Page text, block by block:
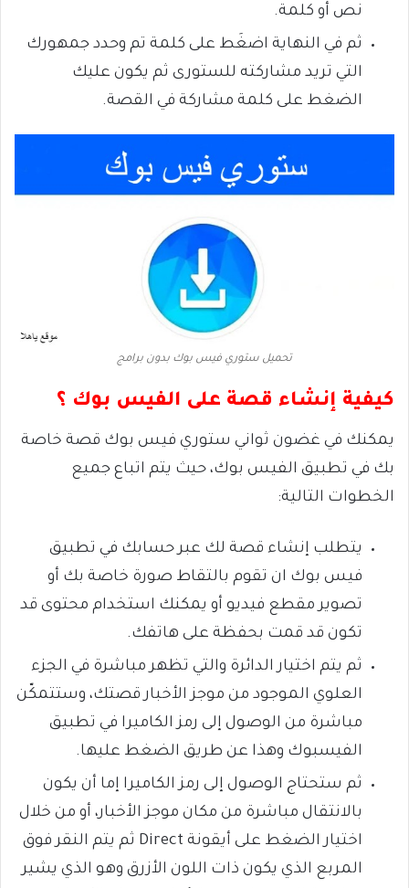
نص أو كلمة.
ثم في النهاية اضغَط على كلمة تم وحدد جمهورك
التي تريد مشاركته للستورى ثم يكون عليك
الضغط على كلمة مشاركة في القصة.
تحميل ستوري فيس بوك بدون برامج
كيفية إنشاء قصة على الفيس بوك ؟
يمكنك في غضون ثواني ستوري فيس بوك قصة خاصة
بك في تطبيق الفيس بوك، حيث يتم اتباع جميع
الخطوات التالية:
يتطلب إنشاء قصة لك عبر حسابك في تطبيق
فيس بوك ان تقوم بالتقاط صورة خاصة بك أو
تصوير مقطع فيديو أو يمكنك استخدام محتوى قد
تكون قد قمت بحفظة على هاتفك.
ثم يتم اختيار الدائرة والتي تظهر مباشرة في الجزء
العلوي الموجود من موجز الأخبار قصتك، وستتمكّن
مباشرة من الوصول إلى رمز الكاميرا في تطبيق
الفيسبوك وهذا عن طريق الضغط عليها.
ثم ستحتاج الوصول إلى رمز الكاميرا إما أن يكون
بالانتقال مباشرة من مكان موجز الأخبار، أو من خلال
اختيار الضغط على أيقونة Direct ثم يتم النقر فوق
المربع الذي يكون ذات اللون الأزرق وهو الذي يشير